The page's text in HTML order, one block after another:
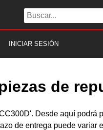
INICIAR SESIÓN
de
Desde aquí
de entrega puede